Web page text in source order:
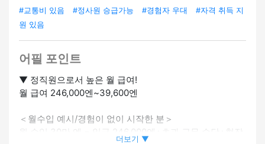
#교통비 있음 #정사원 승급가능 #경험자 우대
#자격 취득 지
원 있음
어필 포인트
▼ 정직원으로서 높은 월 급여!
월 급여 246,000엔~39,600엔
＜월수입 예시/경험이 없이 시작한 분＞
월 수입 30만 엔 = 일급 246,000엔+초과 근무 수당+현장
더보기 ▼